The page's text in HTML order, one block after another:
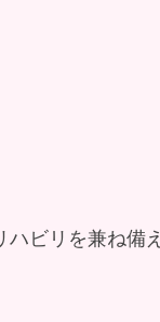
ビリを兼ね備え